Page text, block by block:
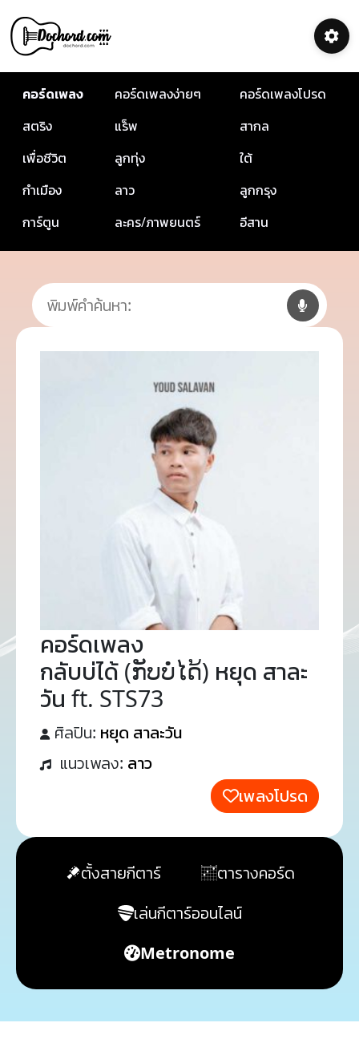
คอร์ดเพลง คอร์ดเพลงง่ายๆ
คอร์ดเพลงโปรด
สตริง
แร็พ
สากล
เพื่อชีวิต
ลูกทุ่ง
ใต้
กำเมือง
ลาว
ลูกกรุง
การ์ตูน
ละคร/ภาพยนตร์ อีสาน
คอร์ดเพลง
กลับบ่ได้ (ກັບບໍ່ໄດ້) หยุด สาละ
วัน ft. STS73
ศิลปิน: หยุด สาละวัน
แนวเพลง: ลาว
เพลงโปรด
ตั้งสายกีตาร์
ตารางคอร์ด
เล่นกีตาร์ออนไลน์
Metronome